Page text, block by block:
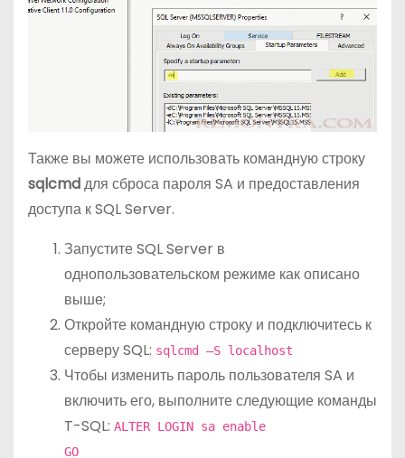
Также вы можете использовать командную строку
sqlcmdдля сброса пароля SA и предоставления
доступа к SQL Server.
Запустите SQL Server в
однопользовательском режиме как описано
выше;
Откройте командную строку и подключитесь к
серверу SQL: sqlcmd –S localhost
Чтобы изменить пароль пользователя SA и
включить его, выполните следующие команды
T-SQL: ALTER LOGIN sa enable
GO